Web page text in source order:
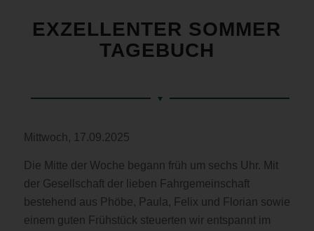
EXZELLENTER SOMMER
TAGEBUCH
Mittwoch, 17.09.2025
Die Mitte der Woche begann früh um sechs Uhr. Mit
der Gesellschaft der lieben Fahrgemeinschaft
bestehend aus Phöbe, Paula, Felix und Florian sowie
einem guten Frühstück steuerten wir entspannt im